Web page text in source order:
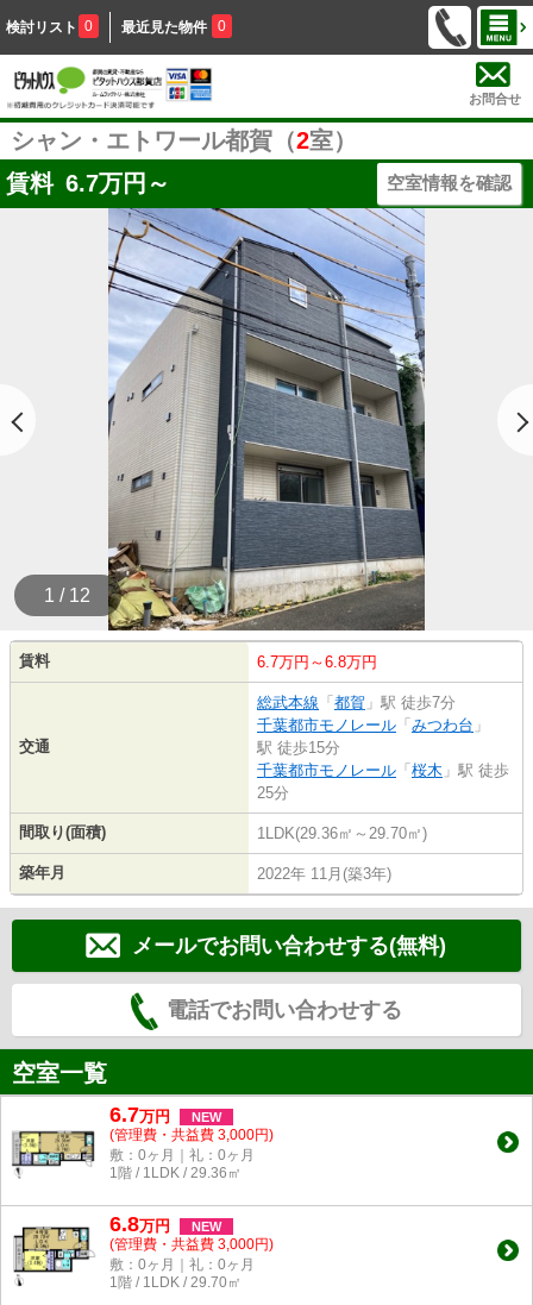
検討リスト 0 最近見た物件 0
お問合せ
シャン・エトワール都賀（2室）
賃料 6.7万円～ 空室情報を確認
1 / 12
賃料 6.7万円～6.8万円
交通
総武本線 「 都賀 」駅 徒歩7分
千葉都市モノレール 「 みつわ台 」
駅 徒歩15分
千葉都市モノレール 「 桜木 」駅 徒歩
25分
間取り(面積) 1LDK(29.36㎡～29.70㎡)
築年月 2022年 11月(築3年)
メールでお問い合わせする(無料)
電話でお問い合わせする
空室一覧
6.7万円 NEW
(管理費・共益費 3,000円)
敷：0ヶ月｜礼：0ヶ月
1階 / 1LDK / 29.36㎡
6.8万円 NEW
(管理費・共益費 3,000円)
敷：0ヶ月｜礼：0ヶ月
1階 / 1LDK / 29.70㎡